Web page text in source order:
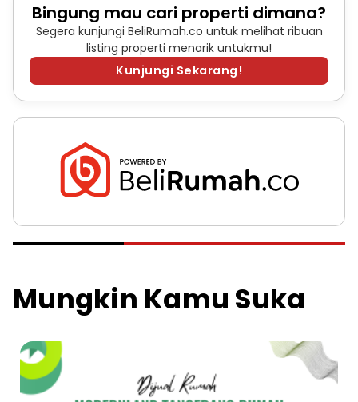
Bingung mau cari properti dimana?
Segera kunjungi BeliRumah.co untuk melihat ribuan
listing properti menarik untukmu!
Kunjungi Sekarang!
Mungkin Kamu Suka